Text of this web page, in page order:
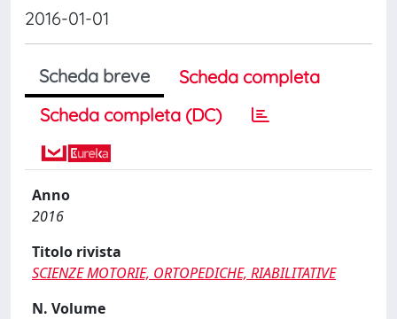
2016-01-01
Scheda breve
Scheda completa
Scheda completa (DC)
Anno
2016
Titolo rivista
SCIENZE MOTORIE, ORTOPEDICHE, RIABILITATIVE
N. Volume